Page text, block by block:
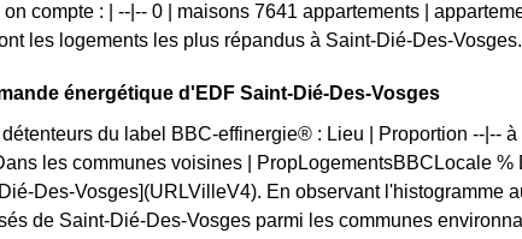
compte : | --|-- 0 | maisons 7641 appartements |
les logements les plus répandus à Saint-Dié-Des-
énergétique d'EDF Saint-Dié-Des-Vosges
du label BBC-effinergie® : Lieu | Proportion --|-- à
les communes voisines | PropLogementsBBCLocale
Des-Vosges](URLVilleV4). En observant l'histogramme
de Saint-Dié-Des-Vosges parmi les communes